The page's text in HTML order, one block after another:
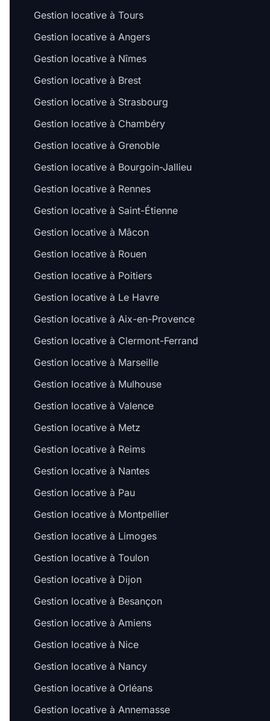
Gestion locative à Tours
Gestion locative à Angers
Gestion locative à Nîmes
Gestion locative à Brest
Gestion locative à Strasbourg
Gestion locative à Chambéry
Gestion locative à Grenoble
Gestion locative à Bourgoin-Jallieu
Gestion locative à Rennes
Gestion locative à Saint-Étienne
Gestion locative à Mâcon
Gestion locative à Rouen
Gestion locative à Poitiers
Gestion locative à Le Havre
Gestion locative à Aix-en-Provence
Gestion locative à Clermont-Ferrand
Gestion locative à Marseille
Gestion locative à Mulhouse
Gestion locative à Valence
Gestion locative à Metz
Gestion locative à Reims
Gestion locative à Nantes
Gestion locative à Pau
Gestion locative à Montpellier
Gestion locative à Limoges
Gestion locative à Toulon
Gestion locative à Dijon
Gestion locative à Besançon
Gestion locative à Amiens
Gestion locative à Nice
Gestion locative à Nancy
Gestion locative à Orléans
Gestion locative à Annemasse